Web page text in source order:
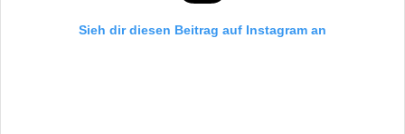
Sieh dir diesen Beitrag auf Instagram an